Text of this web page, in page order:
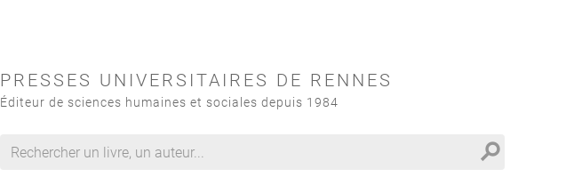
PRESSES UNIVERSITAIRES DE RENNES
Éditeur de sciences humaines et sociales depuis 1984
search